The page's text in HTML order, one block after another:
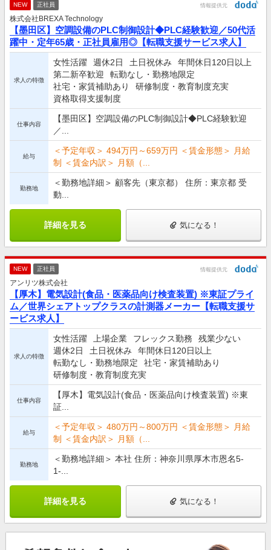
NEW 正社員 情報提供元
株式会社BREXA Technology
【墨田区】空調設備のPLC制御設計◆PLC経験歓迎／50代活
躍中・定年65歳・正社員雇用◎【転職支援サービス求人】
求人の特徴
女性活躍 週休2日 土日祝休み
年間休日120日以上
第二新卒歓迎
転勤なし・勤務地限定
社宅・家賃補助あり
研修制度・教育制度充実
資格取得支援制度
仕事内容
【墨田区】空調設備のPLC制御設計◆PLC経験歓迎
／...
給与
＜予定年収＞ 494万円～659万円 ＜賃金形態＞ 月給
制 ＜賃金内訳＞ 月額（...
勤務地
＜勤務地詳細＞ 顧客先（東京都） 住所：東京都 受
動...
詳細を見る 気になる！
NEW 正社員 情報提供元
アンリツ株式会社
【厚木】電気設計(食品・医薬品向け検査装置) ※東証プライ
ム／世界シェアトップクラスの計測器メーカー【転職支援サ
ービス求人】
求人の特徴
女性活躍 上場企業 フレックス勤務
残業少ない
週休2日
土日祝休み
年間休日120日以上
転勤なし・勤務地限定
社宅・家賃補助あり
研修制度・教育制度充実
仕事内容
【厚木】電気設計(食品・医薬品向け検査装置) ※東
証...
給与
＜予定年収＞ 480万円～800万円 ＜賃金形態＞ 月給
制 ＜賃金内訳＞ 月額（...
勤務地
＜勤務地詳細＞ 本社 住所：神奈川県厚木市恩名5-
1-...
詳細を見る 気になる！